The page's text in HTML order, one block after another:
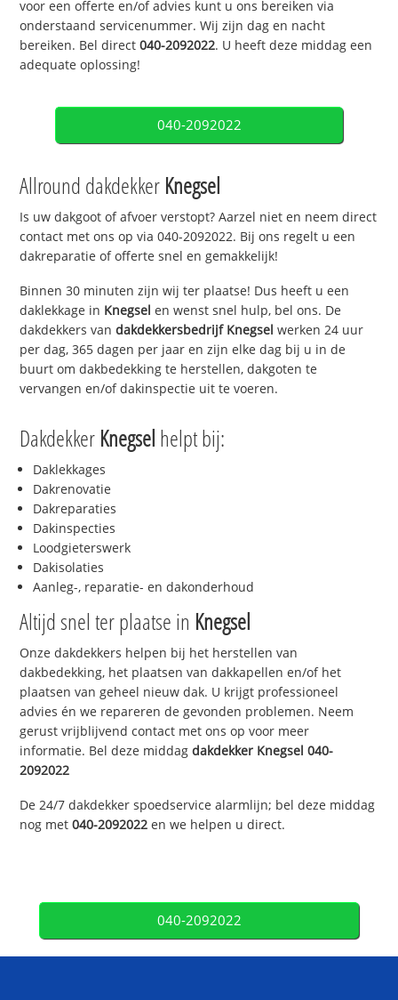
voor een offerte en/of advies kunt u ons bereiken via
onderstaand servicenummer. Wij zijn dag en nacht
bereiken. Bel direct040-2092022. U heeft deze middag een
adequate oplossing!
040-2092022
Allround dakdekker Knegsel
Is uw dakgoot of afvoer verstopt? Aarzel niet en neem direct
contact met ons op via 040-2092022. Bij ons regelt u een
dakreparatie of offerte snel en gemakkelijk!
Binnen 30 minuten zijn wij ter plaatse! Dus heeft u een
daklekkage in Knegsel en wenst snel hulp, bel ons. De
dakdekkers vandakdekkersbedrijf Knegsel werken 24 uur
per dag, 365 dagen per jaar en zijn elke dag bij u in de
buurt om dakbedekking te herstellen, dakgoten te
vervangen en/of dakinspectie uit te voeren.
Dakdekker Knegsel helpt bij:
Daklekkages
Dakrenovatie
Dakreparaties
Dakinspecties
Loodgieterswerk
Dakisolaties
Aanleg-, reparatie- en dakonderhoud
Altijd snel ter plaatse in Knegsel
Onze dakdekkers helpen bij het herstellen van
dakbedekking, het plaatsen van dakkapellen en/of het
plaatsen van geheel nieuw dak. U krijgt professioneel
advies én we repareren de gevonden problemen. Neem
gerust vrijblijvend contact met ons op voor meer
informatie. Bel deze middagdakdekker Knegsel 040-
2092022
De 24/7 dakdekker spoedservice alarmlijn; bel deze middag
nog met040-2092022 en we helpen u direct.
040-2092022